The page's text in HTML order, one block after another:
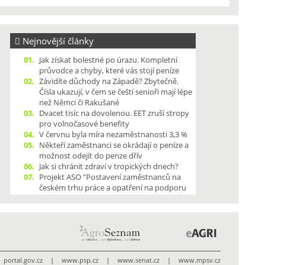
Nejnovější články
01. Jak získat bolestné po úrazu. Kompletní
průvodce a chyby, které vás stojí peníze
02. Závidíte důchody na Západě? Zbytečně.
Čísla ukazují, v čem se čeští senioři mají lépe
než Němci či Rakušané
03. Dvacet tisíc na dovolenou. EET zruší stropy
pro volnočasové benefity
04. V červnu byla míra nezaměstnanosti 3,3 %
05. Někteří zaměstnanci se okrádají o peníze a
možnost odejít do penze dřív
06. Jak si chránit zdraví v tropických dnech?
07. Projekt ASO "Postavení zaměstnanců na
českém trhu práce a opatření na podporu
odhaduje ČSÚ
portal.gov.cz | www.psp.cz | www.senat.cz | www.mpsv.cz